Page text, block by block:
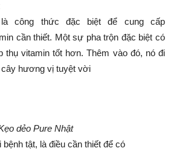
công thức đặc biệt để cung cấp
cần thiết. Một sự pha trộn đặc biệt có
thụ vitamin tốt hơn. Thêm vào đó, nó đi
hương vị tuyệt vời
dẻo Pure Nhật
tật, là điều cần thiết để có